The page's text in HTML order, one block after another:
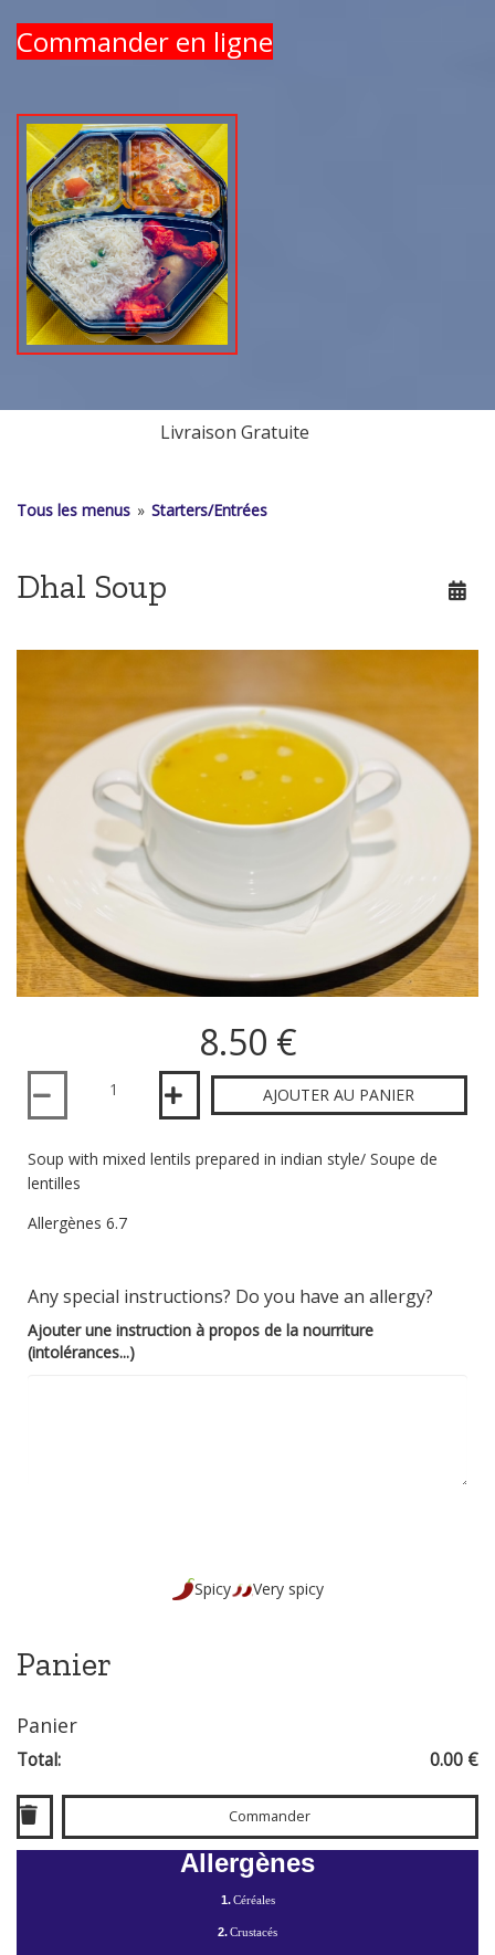
Commander en ligne
Livraison Gratuite
Tous les menus » Starters/Entrées
Dhal Soup
8.50 €
Quantité
AJOUTER AU PANIER
Soup with mixed lentils prepared in indian style/ Soupe de
lentilles
Allergènes 6.7
Any special instructions? Do you have an allergy?
Ajouter une instruction à propos de la nourriture
(intolérances...)
Spicy Very spicy
Panier
Panier
Total: 0.00 €
Commander
Allergènes
1.Céréales
2.Crustacés